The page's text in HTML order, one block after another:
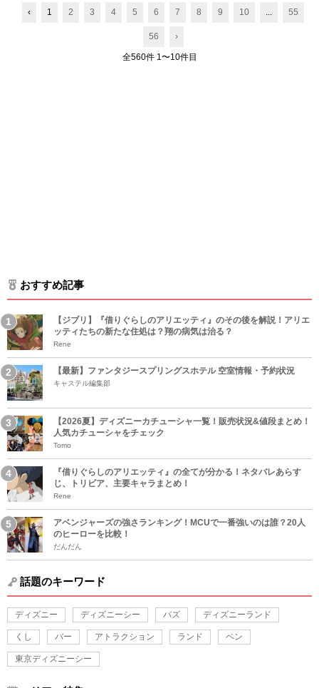
‹ 1 2 3 4 5 6 7 8 9 10 ... 55
56 ›
全560件 1〜10件目
おすすめ記事
【ジブリ】『借りぐらしのアリエッティ』のその後を解説！アリエ
ッティたちの新たな住処は？翔の病気は治る？
Rene
【最新】ファンタジースプリングスホテル 空室情報・予約状況
キャステル編集部
【2026夏】ディズニーカチューシャ一覧！販売状況&値段まとめ！
人気カチューシャをチェック
Tomo
『借りぐらしのアリエッティ』の全てが分かる！ネタバレあらす
じ、トリビア、主要キャラまとめ！
Rene
アベンジャーズの強さランキング！MCUで一番強いのは誰？20人
のヒーローを比較！
だんだん
話題のキーワード
ディズニー ディズニーシー バズ ディズニーランド
くし バー アトラクション ランド ペン
東京ディズニーシー